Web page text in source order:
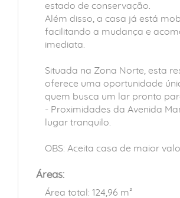
estado de conservação.
Além disso, a casa já está
facilitando a mudança e
imediata.
Situada na Zona Norte, esta
oferece uma oportunidade
quem busca um lar pronto
- Proximidades da Avenida
lugar tranquilo.
OBS: Aceita casa de maior
Áreas:
Área total: 124,96 m²